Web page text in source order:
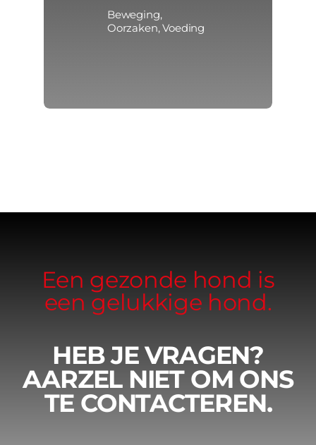
Beweging,
Oorzaken,Voeding
Een gezonde hond is
een gelukkige hond.
HEB JE VRAGEN?
AARZEL NIET OM ONS
TE CONTACTEREN.